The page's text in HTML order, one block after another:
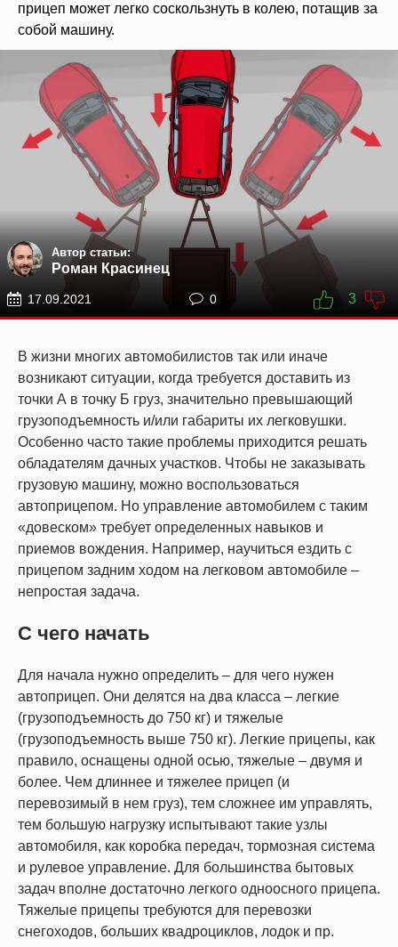
прицеп может легко соскользнуть в колею, потащив за
собой машину.
Автор статьи:
Роман Красинец
17.09.2021 0 3
В жизни многих автомобилистов так или иначе
возникают ситуации, когда требуется доставить из
точки А в точку Б груз, значительно превышающий
грузоподъемность и/или габариты их легковушки.
Особенно часто такие проблемы приходится решать
обладателям дачных участков. Чтобы не заказывать
грузовую машину, можно воспользоваться
автоприцепом. Но управление автомобилем с таким
«довеском» требует определенных навыков и
приемов вождения. Например, научиться ездить с
прицепом задним ходом на легковом автомобиле –
непростая задача.
С чего начать
Для начала нужно определить – для чего нужен
автоприцеп. Они делятся на два класса – легкие
(грузоподъемность до 750 кг) и тяжелые
(грузоподъемность выше 750 кг). Легкие прицепы, как
правило, оснащены одной осью, тяжелые – двумя и
более. Чем длиннее и тяжелее прицеп (и
перевозимый в нем груз), тем сложнее им управлять,
тем большую нагрузку испытывают такие узлы
автомобиля, как коробка передач, тормозная система
и рулевое управление. Для большинства бытовых
задач вполне достаточно легкого одноосного прицепа.
Тяжелые прицепы требуются для перевозки
снегоходов, больших квадроциклов, лодок и пр.